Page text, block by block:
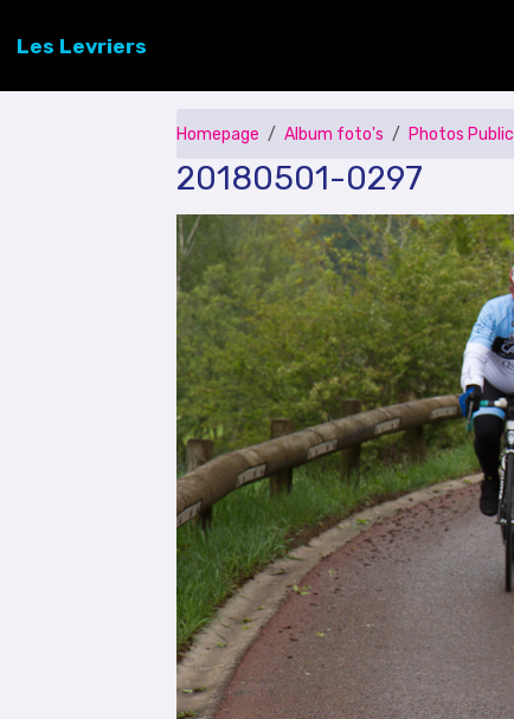
Les Levriers
Homepage Album foto's Photos Public
20180501-0297